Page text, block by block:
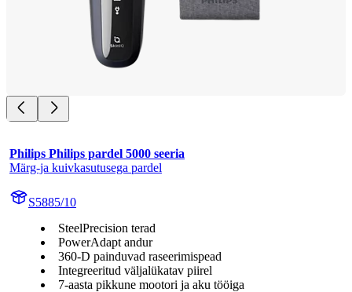
Philips Philips pardel 5000 seeria
Märg-ja kuivkasutusega pardel
S5885/10
SteelPrecision terad
PowerAdapt andur
360-D painduvad raseerimispead
Integreeritud väljalükatav piirel
7-aasta pikkune mootori ja aku tööiga